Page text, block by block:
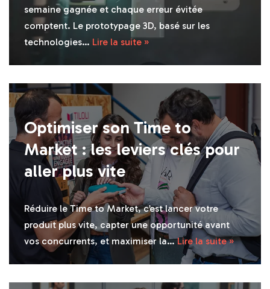
semaine gagnée et chaque erreur évitée
comptent. Le prototypage 3D, basé sur les
technologies… Lire la suite »
Optimiser son Time to
Market : les leviers clés pour
aller plus vite
Réduire le Time to Market, c’est lancer votre
produit plus vite, capter une opportunité avant
vos concurrents, et maximiser la…Lire la suite »